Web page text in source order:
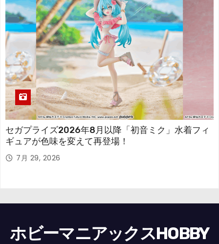
セガプライズ2026年8月以降「初音ミク」水着フィ
ギュアが色味を変えて再登場！
7月 29, 2026
ホビーマニアックスHOBBY